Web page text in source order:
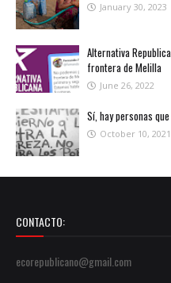
January 30, 2023
Alternativa
frontera de Melilla
June 26, 2022
Sí, hay personas
October 10, 2021
CONTACTO:
ecorepublicano@gmail.com